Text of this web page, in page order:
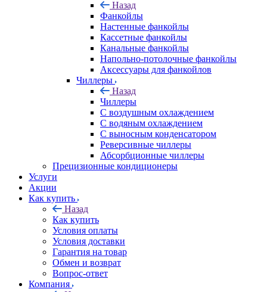
Назад
Фанкойлы
Настенные фанкойлы
Кассетные фанкойлы
Канальные фанкойлы
Напольно-потолочные фанкойлы
Аксессуары для фанкойлов
Чиллеры
Назад
Чиллеры
С воздушным охлаждением
С водяным охлаждением
С выносным конденсатором
Реверсивные чиллеры
Абсорбционные чиллеры
Прецизионные кондиционеры
Услуги
Акции
Как купить
Назад
Как купить
Условия оплаты
Условия доставки
Гарантия на товар
Обмен и возврат
Вопрос-ответ
Компания